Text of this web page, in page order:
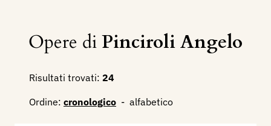
Opere diPinciroli Angelo
Risultati trovati: 24
Ordine: cronologico - alfabetico